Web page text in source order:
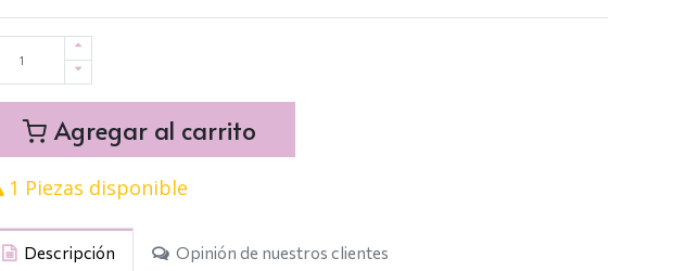
Agregar al carrito
1 Piezas disponible
Descripción Opinión de nuestros clientes